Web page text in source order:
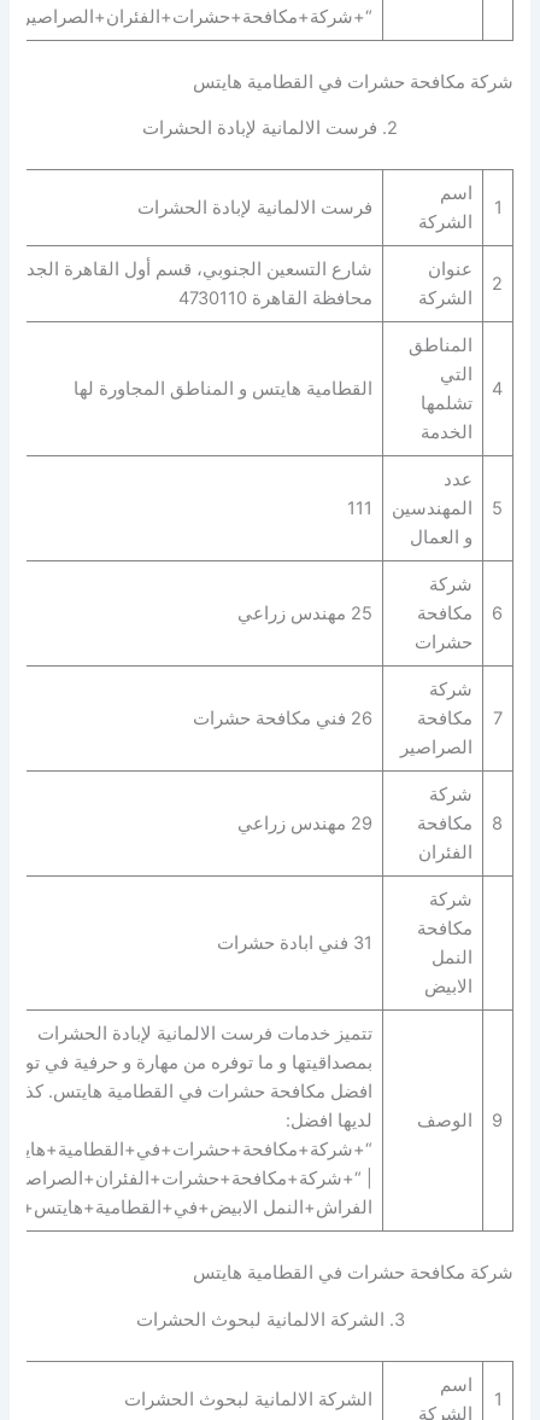
شركة مكافحة حشرات في القطامية هايتس
2. فرست الالمانية لإبادة الحشرات
1
اسم
الشركة
فرست الالمانية لإبادة الحشرات
2
عنوان
الشركة
شارع التسعين الجنوبي، قسم أول القاهرة
محافظة القاهرة‬ 4730110
4
المناطق
التي
تشلمها
الخدمة
القطامية هايتس و المناطق المجاورة لها
5
عدد
المهندسين
و العمال
111
6
شركة
مكافحة
حشرات
25 مهندس زراعي
7
شركة
مكافحة
الصراصير
26 فني مكافحة حشرات
8
شركة
مكافحة
الفئران
29 مهندس زراعي
شركة
مكافحة
النمل
الابيض
31 فني ابادة حشرات
9 الوصف
تتميز خدمات فرست الالمانية لإبادة الحشرات
بمصداقيتها و ما توفره من مهارة و حرفية في توفير
افضل مكافحة حشرات في القطامية هايتس. كذلك
لديها افضل:
|
الفراش+النمل الابيض+في+القطامية+هايتس+”.
شركة مكافحة حشرات في القطامية هايتس
3. الشركة الالمانية لبحوث الحشرات
1
اسم
الشركة
الشركة الالمانية لبحوث الحشرات